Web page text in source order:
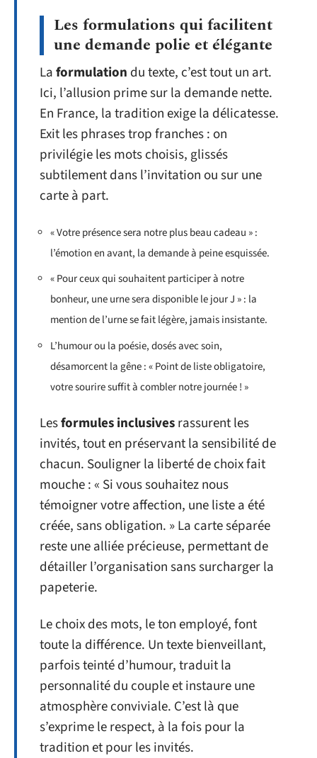
Les formulations qui facilitent
une demande polie et élégante
Laformulation du texte, c’est tout un art.
Ici, l’allusion prime sur la demande nette.
En France, la tradition exige la délicatesse.
Exit les phrases trop franches : on
privilégie les mots choisis, glissés
subtilement dans l’invitation ou sur une
carte à part.
« Votre présence sera notre plus beau cadeau » :
l’émotion en avant, la demande à peine esquissée.
« Pour ceux qui souhaitent participer à notre
bonheur, une urne sera disponible le jour J » : la
mention de l’urne se fait légère, jamais insistante.
L’humour ou la poésie, dosés avec soin,
désamorcent la gêne : « Point de liste obligatoire,
votre sourire suffit à combler notre journée ! »
Lesformules inclusivesrassurent les
invités, tout en préservant la sensibilité de
chacun. Souligner la liberté de choix fait
mouche : « Si vous souhaitez nous
témoigner votre affection, une liste a été
créée, sans obligation. » La carte séparée
reste une alliée précieuse, permettant de
détailler l’organisation sans surcharger la
papeterie.
Le choix des mots, le ton employé, font
toute la différence. Un texte bienveillant,
parfois teinté d’humour, traduit la
personnalité du couple et instaure une
atmosphère conviviale. C’est là que
s’exprime le respect, à la fois pour la
tradition et pour les invités.